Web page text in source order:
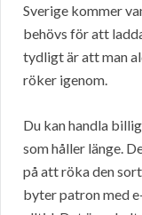
Sverige kommer
behövs för att
tydligt är att man
röker igenom.
Du kan handla
som håller länge.
på att röka den
byter patron med